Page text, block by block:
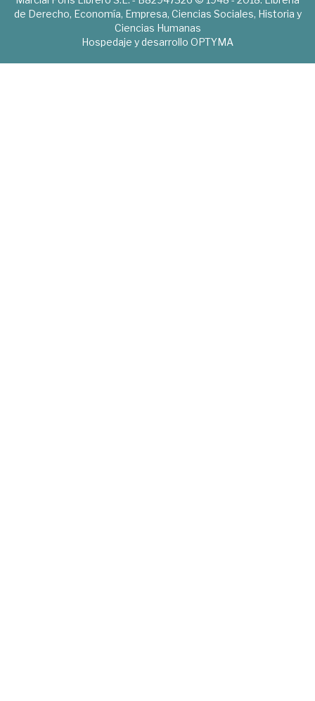
de Derecho, Economía, Empresa, Ciencias Sociales, Historia y
Ciencias Humanas
Hospedaje y desarrollo OPTYMA